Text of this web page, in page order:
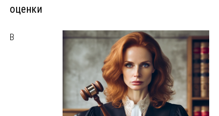
оценки
В